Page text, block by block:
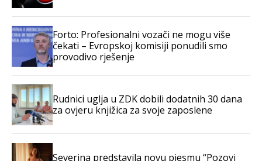
Forto: Profesionalni vozači ne mogu više
čekati – Evropskoj komisiji ponudili smo
provodivo rješenje
Rudnici uglja u ZDK dobili dodatnih 30 dana
za ovjeru knjižica za svoje zaposlene
Severina predstavila novu pjesmu “Pozovi